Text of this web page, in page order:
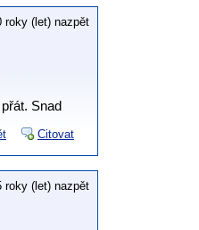
roky (let) nazpět
Snad
Citovat
roky (let) nazpět